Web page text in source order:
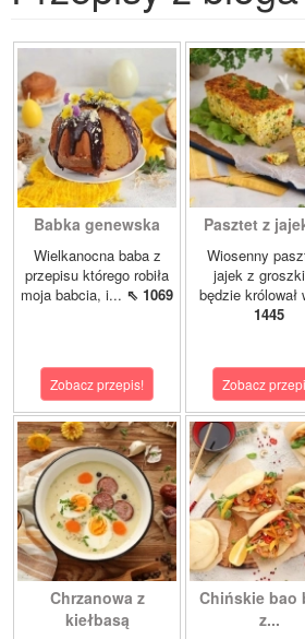
Babka genewska
Wielkanocna baba z
przepisu którego robiła
moja babcia, i... ⇖ 1069
Zobacz przepis!
Pasztet z
Wiosenny
jajek z
będzie królował
1445
Zobacz
Chrzanowa z
kiełbasą
Chińskie bao
z...